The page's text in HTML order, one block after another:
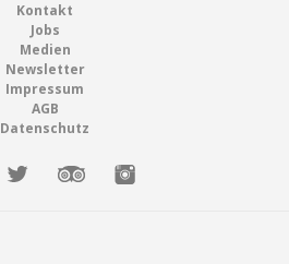
Kontakt
Jobs
Medien
Newsletter
Impressum
AGB
Datenschutz